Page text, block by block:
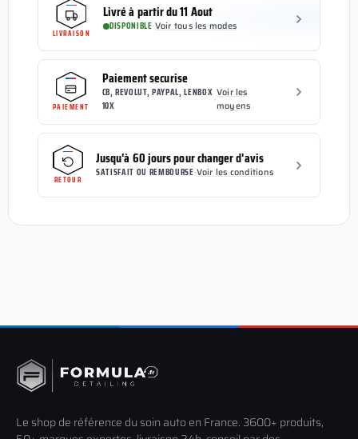
LIVRAISON
Livré à partir du 11 Aout
DISPONIBLE·Voir tous les modes
PAIEMENT
Paiement securise
CB, REVOLUT, PAYPAL, LENBOX
10X
·Voir les
moyens
RETOUR
Jusqu'à 60 jours pour changer d'avis
SATISFAIT OU REMBOURSE·Voir les conditions
Le shop de référence du soin auto en France. 3600+ produits,